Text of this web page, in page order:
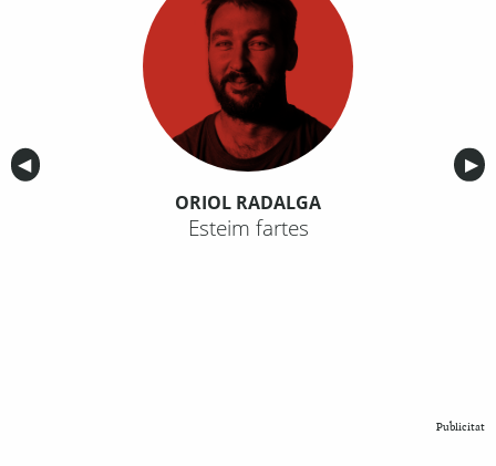
Anterior
◀︎ ▶︎
ORIOL RADALGA
Esteim fartes
Publicitat